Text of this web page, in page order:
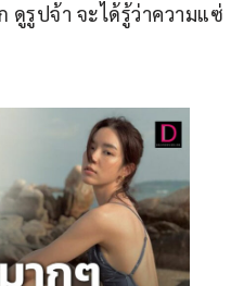
ดูรูปจ้า จะได้รู้ว่าความแซ่